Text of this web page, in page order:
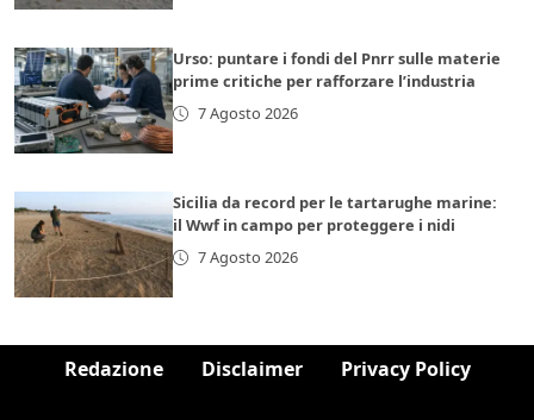
Urso: puntare i fondi del Pnrr sulle materie
prime critiche per rafforzare l’industria
7 Agosto 2026
Sicilia da record per le tartarughe marine:
il Wwf in campo per proteggere i nidi
7 Agosto 2026
Redazione Disclaimer Privacy Policy